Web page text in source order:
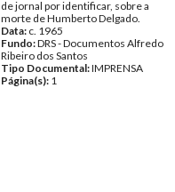
de jornal por identificar, sobre a
morte de Humberto Delgado.
Data: c. 1965
Fundo:DRS - Documentos Alfredo
Ribeiro dos Santos
Tipo Documental:IMPRENSA
Página(s): 1